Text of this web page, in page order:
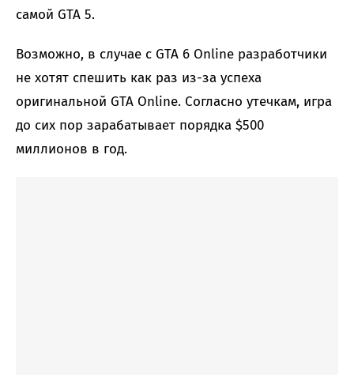
самой GTA 5.
Возможно, в случае с GTA 6 Online разработчики
не хотят спешить как раз из-за успеха
оригинальной GTA Online. Согласно утечкам, игра
до сих пор зарабатывает порядка $500
миллионов в год.